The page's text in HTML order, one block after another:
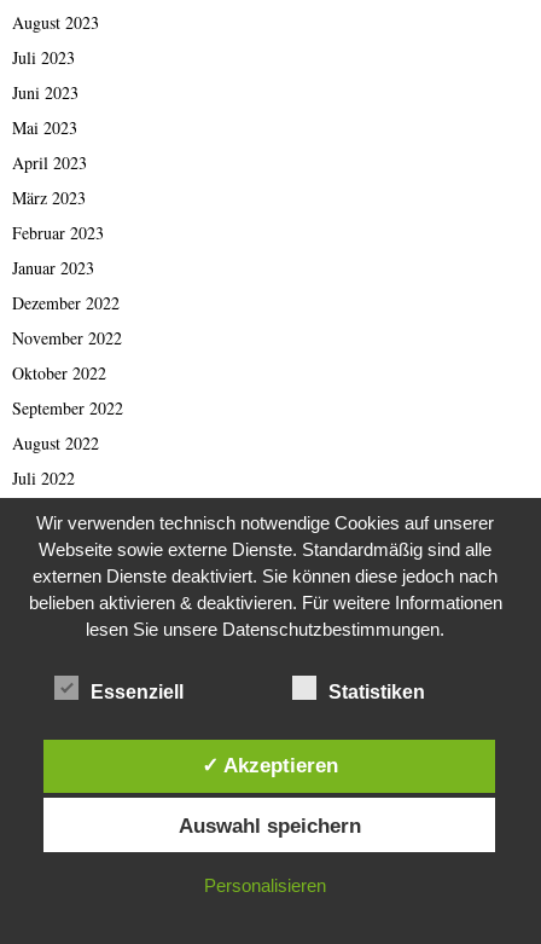
August 2023
Juli 2023
Juni 2023
Mai 2023
April 2023
März 2023
Februar 2023
Januar 2023
Dezember 2022
November 2022
Oktober 2022
September 2022
August 2022
Juli 2022
Juni 2022
Mai 2022
April 2022
Januar 2022
Oktober 2021
Diese Website verwendet Cookies. Durch die weitere Nutzung dieser
Website stimmst du der Verwendung von Cookies zu.
IN ORDNUNG
Wir verwenden technisch notwendige Cookies auf unserer
Webseite sowie externe Dienste. Standardmäßig sind alle
externen Dienste deaktiviert. Sie können diese jedoch nach
belieben aktivieren & deaktivieren. Für weitere Informationen
lesen Sie unsere Datenschutzbestimmungen.
Essenziell Statistiken
✓ Akzeptieren
Auswahl speichern
Personalisieren